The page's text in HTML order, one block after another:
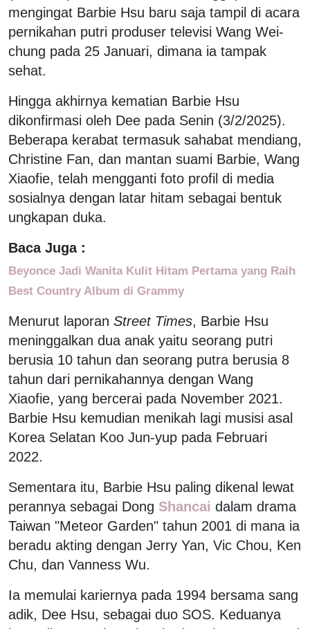
mengingat Barbie Hsu baru saja tampil di acara
pernikahan putri produser televisi Wang Wei-
chung pada 25 Januari, dimana ia tampak
sehat.
Hingga akhirnya kematian Barbie Hsu
dikonfirmasi oleh Dee pada Senin (3/2/2025).
Beberapa kerabat termasuk sahabat mendiang,
Christine Fan, dan mantan suami Barbie, Wang
Xiaofie, telah mengganti foto profil di media
sosialnya dengan latar hitam sebagai bentuk
ungkapan duka.
Baca Juga :
Beyonce Jadi Wanita Kulit Hitam Pertama yang Raih
Best Country Album di Grammy
Menurut laporan Street Times, Barbie Hsu
meninggalkan dua anak yaitu seorang putri
berusia 10 tahun dan seorang putra berusia 8
tahun dari pernikahannya dengan Wang
Xiaofie, yang bercerai pada November 2021.
Barbie Hsu kemudian menikah lagi musisi asal
Korea Selatan Koo Jun-yup pada Februari
2022.
Sementara itu, Barbie Hsu paling dikenal lewat
perannya sebagai Dong Shancai dalam drama
Taiwan "Meteor Garden" tahun 2001 di mana ia
beradu akting dengan Jerry Yan, Vic Chou, Ken
Chu, dan Vanness Wu.
Ia memulai kariernya pada 1994 bersama sang
adik, Dee Hsu, sebagai duo SOS. Keduanya